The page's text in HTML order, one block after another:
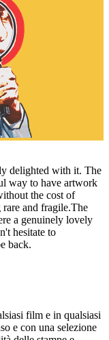
delighted with it. The
way to have artwork
the cost of
and fragile.The
a genuinely lovely
hesitate to
back.
film e in qualsiasi
e con una selezione